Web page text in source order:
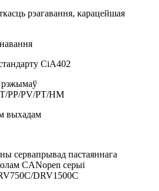
рэагавання, карацейшая
CiA402
рэжымаў
PP/PV/PT/HM
выхадам